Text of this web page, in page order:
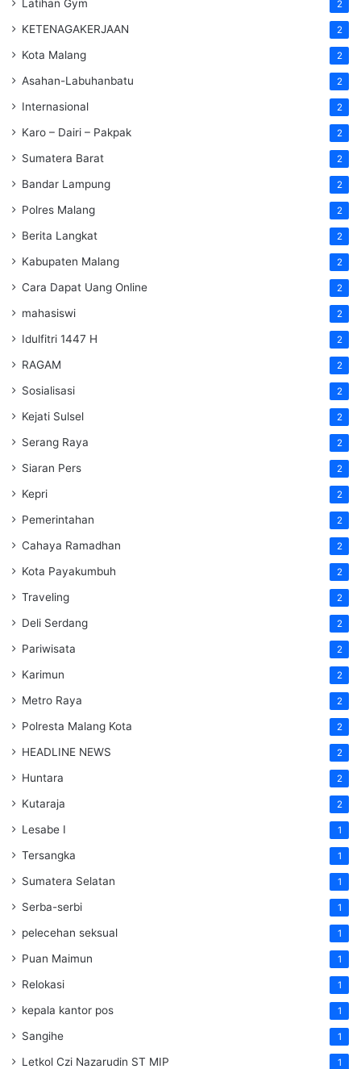
Latihan Gym 2
KETENAGAKERJAAN 2
Kota Malang 2
Asahan-Labuhanbatu 2
Internasional 2
Karo – Dairi – Pakpak 2
Sumatera Barat 2
Bandar Lampung 2
Polres Malang 2
Berita Langkat 2
Kabupaten Malang 2
Cara Dapat Uang Online 2
mahasiswi 2
Idulfitri 1447 H 2
RAGAM 2
Sosialisasi 2
Kejati Sulsel 2
Serang Raya 2
Siaran Pers 2
Kepri 2
Pemerintahan 2
Cahaya Ramadhan 2
Kota Payakumbuh 2
Traveling 2
Deli Serdang 2
Pariwisata 2
Karimun 2
Metro Raya 2
Polresta Malang Kota 2
HEADLINE NEWS 2
Huntara 2
Kutaraja 2
Lesabe I 1
Tersangka 1
Sumatera Selatan 1
Serba-serbi 1
pelecehan seksual 1
Puan Maimun 1
Relokasi 1
kepala kantor pos 1
Sangihe 1
Letkol Czi Nazarudin ST MIP 1